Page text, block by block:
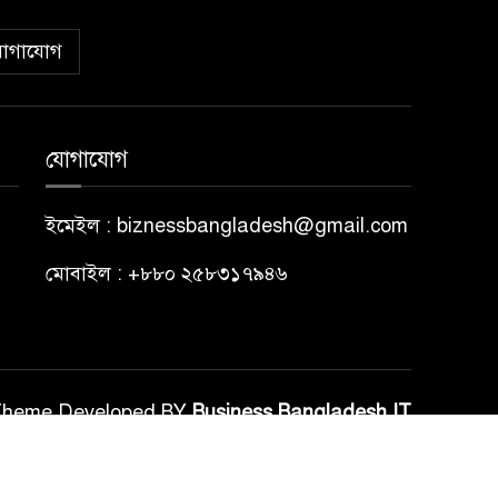
যোগাযোগ
ইমেইল : biznessbangladesh@gmail.com
মোবাইল : +৮৮০ ২৫৮৩১৭৯৪৬
Developed BYBusiness Bangladesh IT